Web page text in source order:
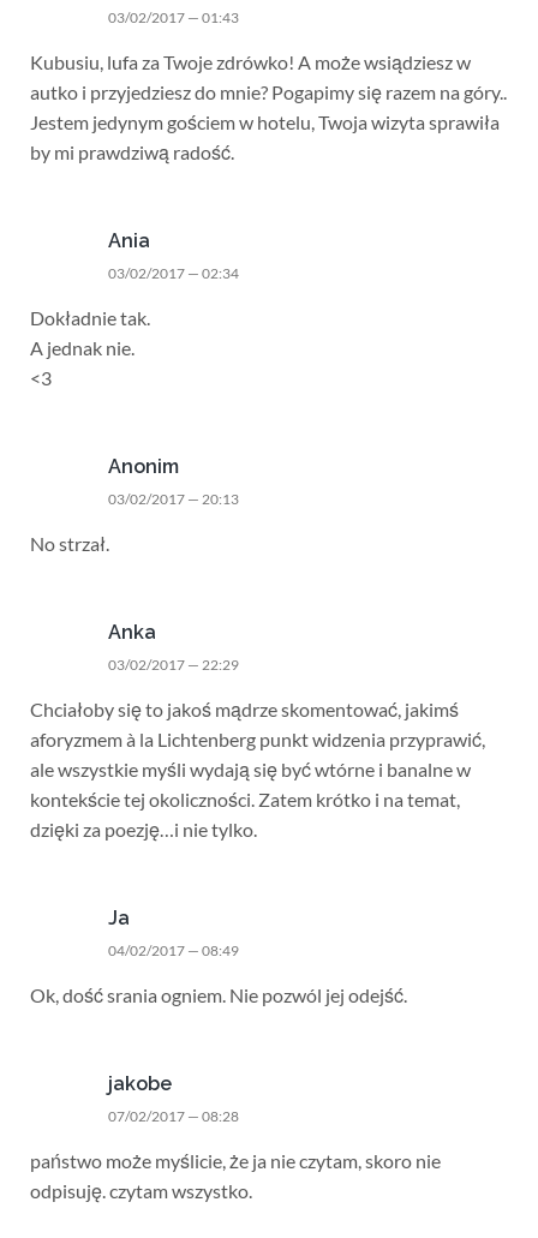
03/02/2017 — 01:43
Kubusiu, lufa za Twoje zdrówko! A może wsiądziesz w
autko i przyjedziesz do mnie? Pogapimy się razem na góry..
Jestem jedynym gościem w hotelu, Twoja wizyta sprawiła
by mi prawdziwą radość.
Ania
03/02/2017 — 02:34
Dokładnie tak.
A jednak nie.
<3
Anonim
03/02/2017 — 20:13
No strzał.
Anka
03/02/2017 — 22:29
Chciałoby się to jakoś mądrze skomentować, jakimś
aforyzmem à la Lichtenberg punkt widzenia przyprawić,
ale wszystkie myśli wydają się być wtórne i banalne w
kontekście tej okoliczności. Zatem krótko i na temat,
dzięki za poezję…i nie tylko.
Ja
04/02/2017 — 08:49
Ok, dość srania ogniem. Nie pozwól jej odejść.
jakobe
07/02/2017 — 08:28
państwo może myślicie, że ja nie czytam, skoro nie
odpisuję. czytam wszystko.